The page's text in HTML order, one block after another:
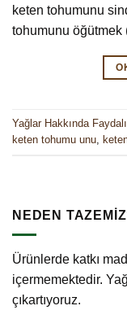
keten tohumunu
tohumunu
Yağlar Hakkında
keten tohumu unu
NEDEN
Ürünlerde katkı
içermemektedir.
çıkartıyoruz.